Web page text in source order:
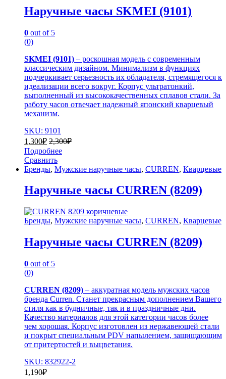
Наручные часы SKMEI (9101)
0 out of 5
(0)
SKMEI (9101) – роскошная модель с современным
классическим дизайном. Минимализм в функциях
подчеркивает серьезность их обладателя, стремящегося к
идеализации всего вокруг. Корпус ультратонкий,
выполненный из высококачественных сплавов стали. За
работу часов отвечает надежный японский кварцевый
механизм.
SKU: 9101
1,300₽ 2,300₽
Подробнее
Сравнить
Бренды, Мужские наручные часы, CURREN, Кварцевые
Наручные часы CURREN (8209)
Бренды, Мужские наручные часы, CURREN, Кварцевые
Наручные часы CURREN (8209)
0 out of 5
(0)
CURREN (8209) – аккуратная модель мужских часов
бренда Curren. Станет прекрасным дополнением Вашего
стиля как в будничные, так и в праздничные дни.
Качество материалов для этой категории часов более
чем хорошая. Корпус изготовлен из нержавеющей стали
и покрыт специальным PDV напылением, защищающим
от притертостей и выцветания.
SKU: 832922-2
1,190₽